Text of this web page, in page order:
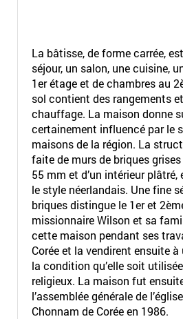
La bâtisse, de forme carrée,
séjour, un salon, une cuisine,
1er étage et de chambres au
sol contient des rangements
chauffage. La maison donne
certainement influencé par le
maisons de la région. La
faite de murs de briques grises
55 mm et d’un intérieur
le style néerlandais. Une fine
briques distingue le 1er et
missionnaire Wilson et sa
cette maison pendant ses
Corée et la vendirent ensuite
la condition qu’elle soit
religieux. La maison fut
l’assemblée générale de
Chonnam de Corée en 1986.